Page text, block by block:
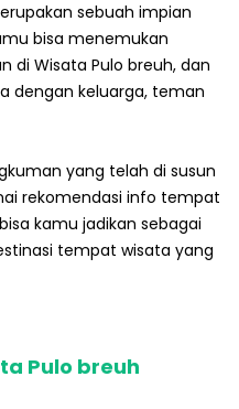
sebuah impian
bisa menemukan
di Wisata Pulo breuh, dan
dengan keluarga, teman
yang telah di susun
rekomendasi info tempat
kamu jadikan sebagai
tempat wisata yang
Pulo breuh